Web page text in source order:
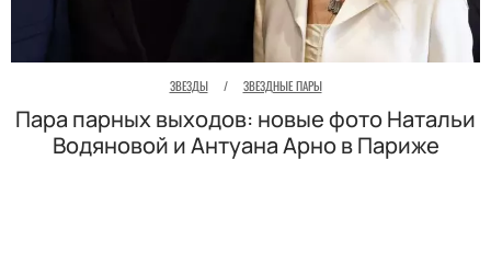
ЗВЕЗДЫ / ЗВЕЗДНЫЕ ПАРЫ
Пара парных выходов: новые фото Натальи
Водяновой и Антуана Арно в Париже